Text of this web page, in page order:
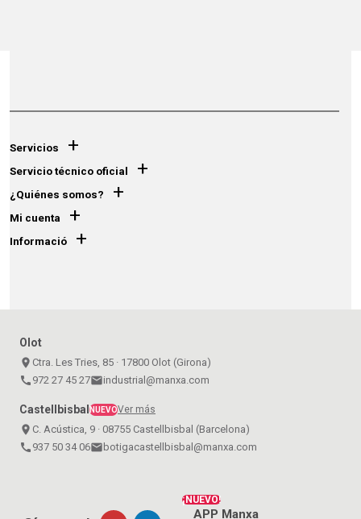
Servicios +
Servicio técnico oficial +
¿Quiénes somos? +
Mi cuenta +
Informació +
Olot
place Ctra. Les Tries, 85 · 17800 Olot (Girona)
call 972 27 45 27emailindustrial@manxa.com
CastellbisbalNUEVOVer más
place C. Acústica, 9 · 08755 Castellbisbal (Barcelona)
call 937 50 34 06emailbotigacastellbisbal@manxa.com
¡NUEVO!
APP Manxa